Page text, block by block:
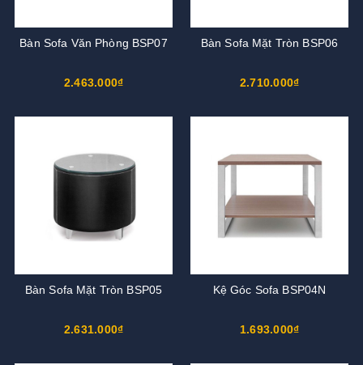
Bàn Sofa Văn Phòng BSP07
2.463.000₫
Bàn Sofa Mặt Tròn BSP06
2.710.000₫
Bàn Sofa Mặt Tròn BSP05
2.631.000₫
Kệ Góc Sofa BSP04N
1.693.000₫